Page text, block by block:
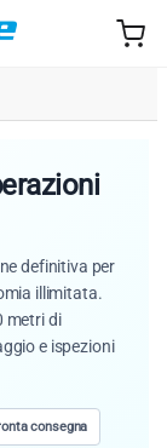
definitiva per
illimitata.
metri di
e ispezioni
consegna